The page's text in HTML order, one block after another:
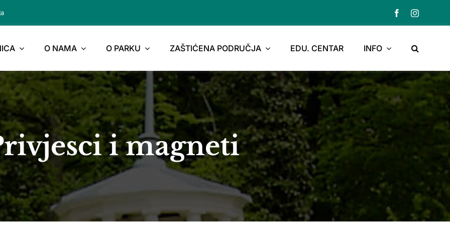
O NAMA O PARKU ZAŠTIĆENA PODRUČJA EDU. CENTAR INFO
i magneti